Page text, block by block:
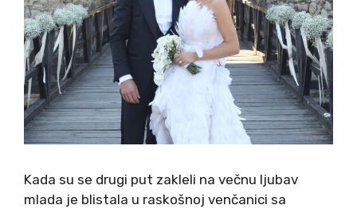
Kada su se drugi put zakleli na večnu ljubav
mlada je blistala u raskošnoj venčanici sa